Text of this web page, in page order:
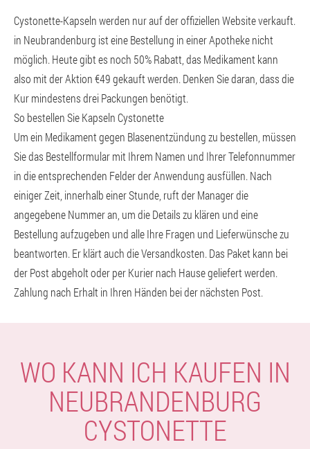
Cystonette-Kapseln werden nur auf der offiziellen Website verkauft.
in Neubrandenburg ist eine Bestellung in einer Apotheke nicht
möglich. Heute gibt es noch 50% Rabatt, das Medikament kann
also mit der Aktion €49 gekauft werden. Denken Sie daran, dass die
Kur mindestens drei Packungen benötigt.
So bestellen Sie Kapseln Cystonette
Um ein Medikament gegen Blasenentzündung zu bestellen, müssen
Sie das Bestellformular mit Ihrem Namen und Ihrer Telefonnummer
in die entsprechenden Felder der Anwendung ausfüllen. Nach
einiger Zeit, innerhalb einer Stunde, ruft der Manager die
angegebene Nummer an, um die Details zu klären und eine
Bestellung aufzugeben und alle Ihre Fragen und Lieferwünsche zu
beantworten. Er klärt auch die Versandkosten. Das Paket kann bei
der Post abgeholt oder per Kurier nach Hause geliefert werden.
Zahlung nach Erhalt in Ihren Händen bei der nächsten Post.
WO KANN ICH KAUFEN IN
NEUBRANDENBURG
CYSTONETTE